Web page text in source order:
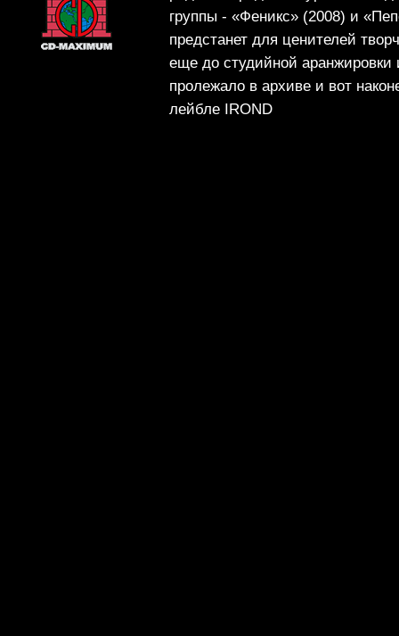
группы - «Феникс» (2008) и
предстанет для ценителей
еще до студийной аранжировки
пролежало в архиве и вот
лейбле IROND